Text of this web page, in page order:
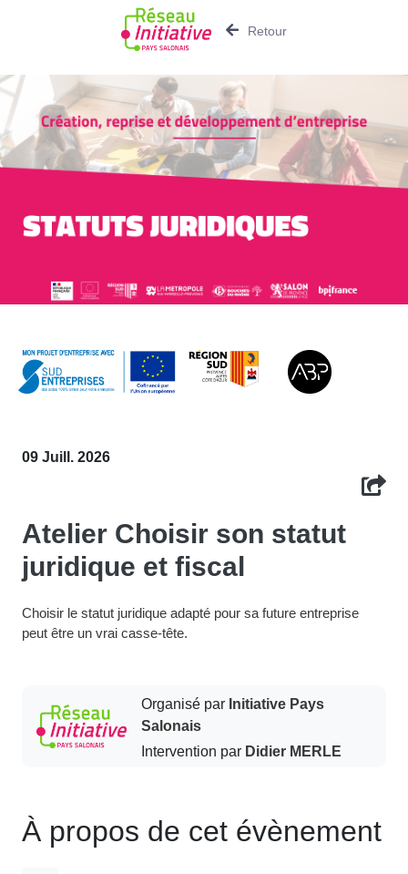
Retour
09 Juill. 2026
Atelier Choisir son statut
juridique et fiscal
Choisir le statut juridique adapté pour sa future entreprise
peut être un vrai casse-tête.
Organisé parInitiative Pays
Salonais
Intervention parDidier MERLE
À propos de cet évènement